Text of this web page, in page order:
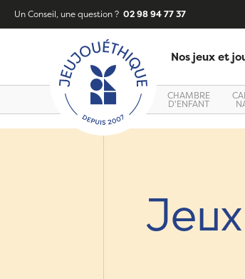
Un Conseil, une question ? 02 98 94 77 37
Nos jeux et
CHAMBRE
D'ENFANT